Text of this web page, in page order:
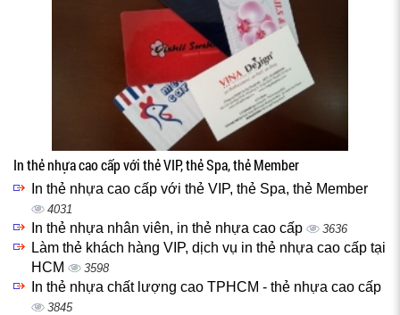
In thẻ nhựa cao cấp với thẻ VIP, thẻ Spa, thẻ Member
In thẻ nhựa cao cấp với thẻ VIP, thẻ Spa, thẻ Member
4031
In thẻ nhựa nhân viên, in thẻ nhựa cao cấp 3636
Làm thẻ khách hàng VIP, dịch vụ in thẻ nhựa cao cấp tại
HCM
3598
In thẻ nhựa chất lượng cao TPHCM - thẻ nhựa cao cấp
3845